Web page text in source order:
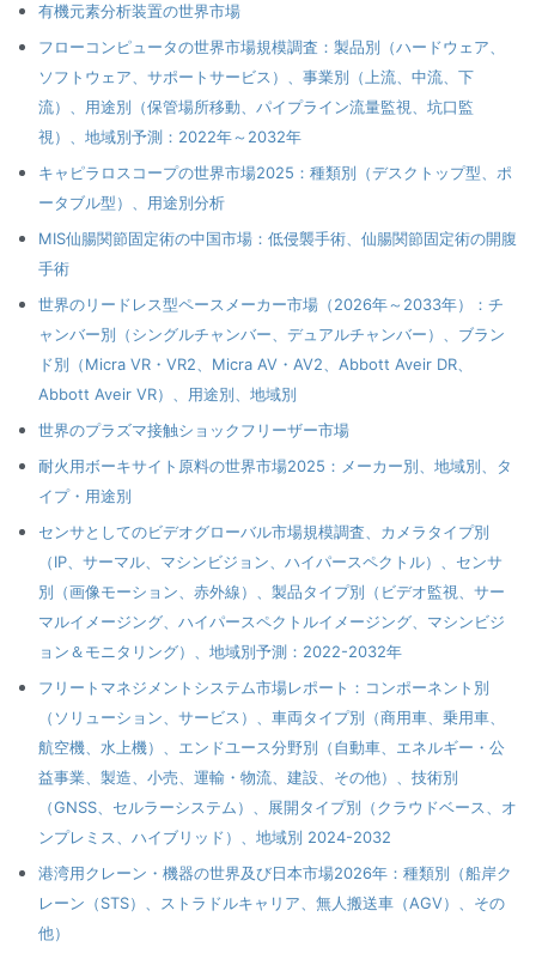
有機元素分析装置の世界市場
フローコンピュータの世界市場規模調査：製品別（ハードウェア、
ソフトウェア、サポートサービス）、事業別（上流、中流、下
流）、用途別（保管場所移動、パイプライン流量監視、坑口監
視）、地域別予測：2022年～2032年
キャピラロスコープの世界市場2025：種類別（デスクトップ型、ポ
ータブル型）、用途別分析
MIS仙腸関節固定術の中国市場：低侵襲手術、仙腸関節固定術の開腹
手術
世界のリードレス型ペースメーカー市場（2026年～2033年）：チ
ャンバー別（シングルチャンバー、デュアルチャンバー）、ブラン
ド別（Micra VR・VR2、Micra AV・AV2、Abbott Aveir DR、
Abbott Aveir VR）、用途別、地域別
世界のプラズマ接触ショックフリーザー市場
耐火用ボーキサイト原料の世界市場2025：メーカー別、地域別、タ
イプ・用途別
センサとしてのビデオグローバル市場規模調査、カメラタイプ別
（IP、サーマル、マシンビジョン、ハイパースペクトル）、センサ
別（画像モーション、赤外線）、製品タイプ別（ビデオ監視、サー
マルイメージング、ハイパースペクトルイメージング、マシンビジ
ョン＆モニタリング）、地域別予測：2022-2032年
フリートマネジメントシステム市場レポート：コンポーネント別
（ソリューション、サービス）、車両タイプ別（商用車、乗用車、
航空機、水上機）、エンドユース分野別（自動車、エネルギー・公
益事業、製造、小売、運輸・物流、建設、その他）、技術別
（GNSS、セルラーシステム）、展開タイプ別（クラウドベース、オ
ンプレミス、ハイブリッド）、地域別 2024-2032
港湾用クレーン・機器の世界及び日本市場2026年：種類別（船岸ク
レーン（STS）、ストラドルキャリア、無人搬送車（AGV）、その
他）